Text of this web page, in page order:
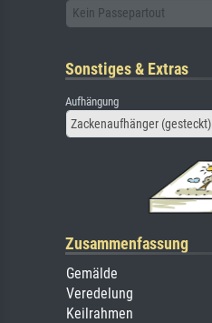
Kein Passepartout
Sonstiges & Extras
Aufhängung
Zackenaufhänger (gesteckt)
Zusammenfassung
Gemälde
Veredelung
Keilrahmen